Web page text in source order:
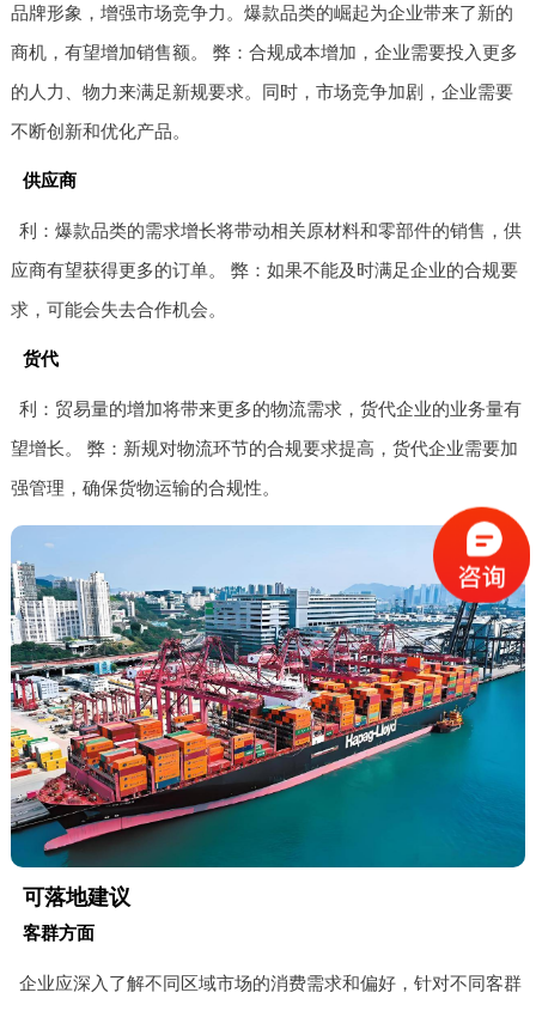
品牌形象，增强市场竞争力。爆款品类的崛起为企业带来了新的
商机，有望增加销售额。 弊：合规成本增加，企业需要投入更多
的人力、物力来满足新规要求。同时，市场竞争加剧，企业需要
不断创新和优化产品。
供应商
利：爆款品类的需求增长将带动相关原材料和零部件的销售，供
应商有望获得更多的订单。 弊：如果不能及时满足企业的合规要
求，可能会失去合作机会。
货代
利：贸易量的增加将带来更多的物流需求，货代企业的业务量有
望增长。 弊：新规对物流环节的合规要求提高，货代企业需要加
强管理，确保货物运输的合规性。
可落地建议
客群方面
企业应深入了解不同区域市场的消费需求和偏好，针对不同客群